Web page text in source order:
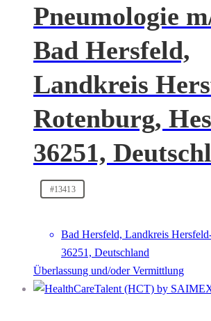
Pneumologie
Bad Hersfeld,
Landkreis
Rotenburg,
36251,
#13413
Bad Hersfeld, Landkreis
36251, Deutschland
Überlassung und/oder Vermittlung